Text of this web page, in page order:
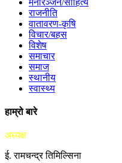
राजनीति
वातावरण-कृषि
विचार/बहस
विशेष
समाचार
समाज
स्थानीय
स्वास्थ्य
हाम्रो बारे
अध्यक्ष
ई. रामचन्द्र तिमिल्सिना